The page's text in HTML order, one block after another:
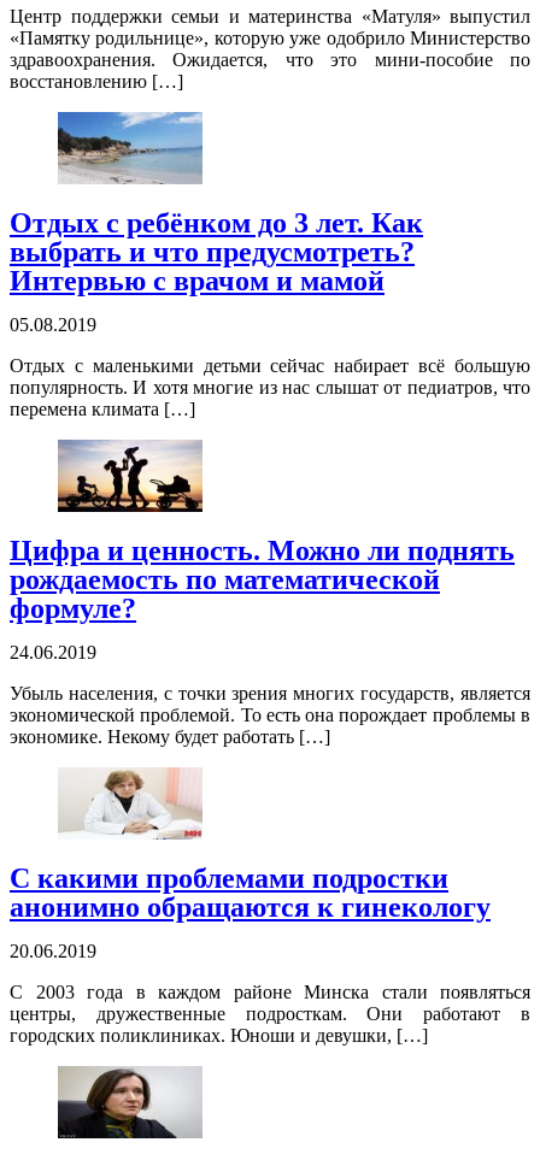
Центр поддержки семьи и материнства «Матуля» выпустил
«Памятку родильнице», которую уже одобрило Министерство
здравоохранения. Ожидается, что это мини-пособие по
восстановлению […]
Отдых с ребёнком до 3 лет. Как
выбрать и что предусмотреть?
Интервью с врачом и мамой
05.08.2019
Отдых с маленькими детьми сейчас набирает всё большую
популярность. И хотя многие из нас слышат от педиатров, что
перемена климата […]
Цифра и ценность. Можно ли поднять
рождаемость по математической
формуле?
24.06.2019
Убыль населения, с точки зрения многих государств, является
экономической проблемой. То есть она порождает проблемы в
экономике. Некому будет работать […]
С какими проблемами подростки
анонимно обращаются к гинекологу
20.06.2019
С 2003 года в каждом районе Минска стали появляться
центры, дружественные подросткам. Они работают в
городских поликлиниках. Юноши и девушки, […]